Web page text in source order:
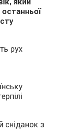
який
рух
сніданок з